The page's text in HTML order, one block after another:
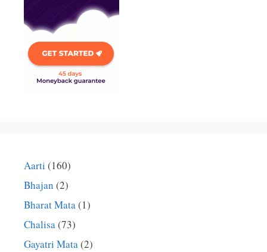
Aarti (160)
Bhajan (2)
Bharat Mata(1)
Chalisa(73)
Gayatri Mata(2)